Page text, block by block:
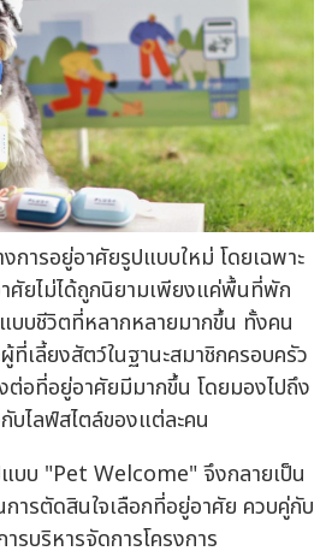
การอยู่อาศัยรูปแบบใหม่ โดยเฉพาะ
ศัยไม่ได้ถูกนิยามเพียงแค่พื้นที่พัก
บบชีวิตที่หลากหลายมากขึ้น ทั้งคน
ที่เลี้ยงสัตว์ในฐานะสมาชิกครอบครัว
อที่อยู่อาศัยมีมากขึ้น โดยมองไปถึง
ไลฟ์สไตล์ของแต่ละคน
บบ "Pet Welcome" จึงกลายเป็น
ารตัดสินใจเลือกที่อยู่อาศัย ควบคู่กับ
รบริหารจัดการโครงการ